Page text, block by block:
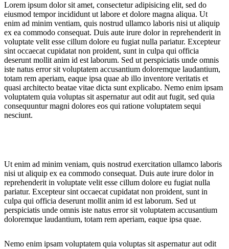
Lorem ipsum dolor sit amet, consectetur adipisicing elit, sed do
eiusmod tempor incididunt ut labore et dolore magna aliqua. Ut
enim ad minim ventiam, quis nostrud ullamco laboris nisi ut aliquip
ex ea commodo consequat. Duis aute irure dolor in reprehenderit in
voluptate velit esse cillum dolore eu fugiat nulla pariatur. Excepteur
sint occaecat cupidatat non proident, sunt in culpa qui officia
deserunt mollit anim id est laborum. Sed ut perspiciatis unde omnis
iste natus error sit voluptatem accusantium doloremque laudantium,
totam rem aperiam, eaque ipsa quae ab illo inventore veritatis et
quasi architecto beatae vitae dicta sunt explicabo. Nemo enim ipsam
voluptatem quia voluptas sit aspernatur aut odit aut fugit, sed quia
consequuntur magni dolores eos qui ratione voluptatem sequi
nesciunt.
Ut enim ad minim veniam, quis nostrud exercitation ullamco laboris
nisi ut aliquip ex ea commodo consequat. Duis aute irure dolor in
reprehenderit in voluptate velit esse cillum dolore eu fugiat nulla
pariatur. Excepteur sint occaecat cupidatat non proident, sunt in
culpa qui officia deserunt mollit anim id est laborum. Sed ut
perspiciatis unde omnis iste natus error sit voluptatem accusantium
doloremque laudantium, totam rem aperiam, eaque ipsa quae.
Nemo enim ipsam voluptatem quia voluptas sit aspernatur aut odit